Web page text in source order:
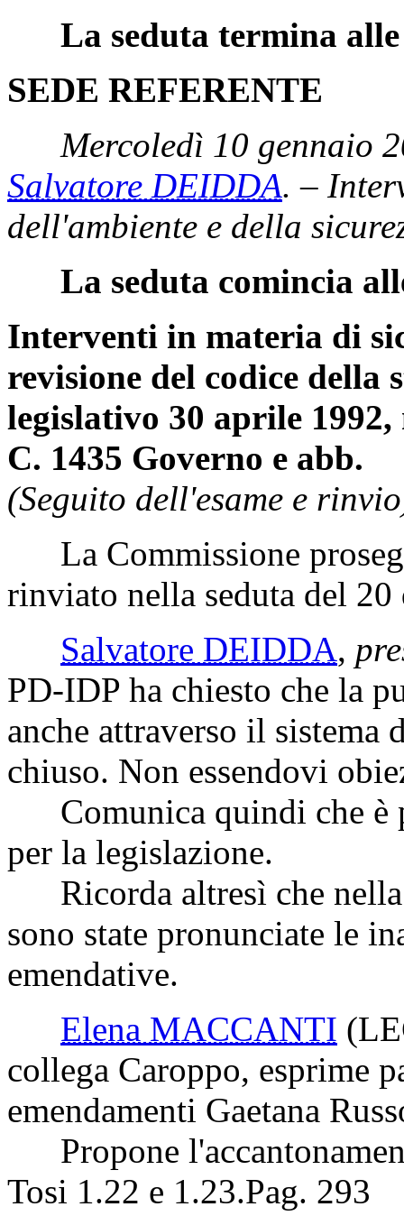
La seduta termina
SEDE REFERENTE
Mercoledì 10 gennaio
Salvatore DEIDDA. –
dell'ambiente e della
La seduta comincia
Interventi in materia di
revisione del codice della
legislativo 30 aprile 1992,
C. 1435 Governo e abb.
(Seguito dell'esame e
La Commissione
rinviato nella seduta del 20
Salvatore DEIDDA,
PD-IDP ha chiesto che la
anche attraverso il
chiuso. Non essendovi
Comunica quindi che è
per la legislazione.
Ricorda altresì che nella
sono state pronunciate le
emendative.
Elena MACCANTI
collega Caroppo, esprime
emendamenti Gaetana
Propone
Tosi 1.22 e 1.23.Pag. 293